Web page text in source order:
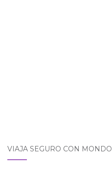
VIAJA SEGURO CON MONDO